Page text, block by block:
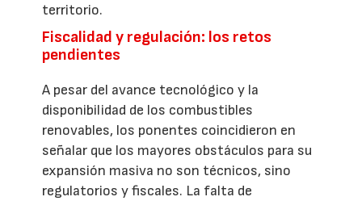
territorio.
Fiscalidad y regulación: los retos
pendientes
A pesar del avance tecnológico y la
disponibilidad de los combustibles
renovables, los ponentes coincidieron en
señalar que los mayores obstáculos para su
expansión masiva no son técnicos, sino
regulatorios y fiscales. La falta de